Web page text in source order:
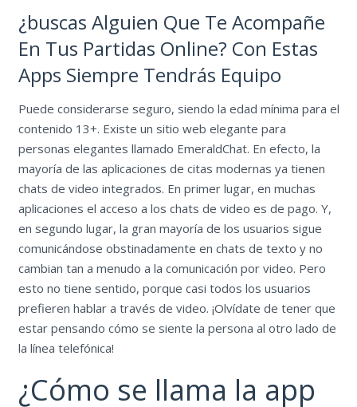
¿buscas Alguien Que Te Acompañe
En Tus Partidas Online? Con Estas
Apps Siempre Tendrás Equipo
Puede considerarse seguro, siendo la edad mínima para el
contenido 13+. Existe un sitio web elegante para
personas elegantes llamado EmeraldChat. En efecto, la
mayoría de las aplicaciones de citas modernas ya tienen
chats de video integrados. En primer lugar, en muchas
aplicaciones el acceso a los chats de video es de pago. Y,
en segundo lugar, la gran mayoría de los usuarios sigue
comunicándose obstinadamente en chats de texto y no
cambian tan a menudo a la comunicación por video. Pero
esto no tiene sentido, porque casi todos los usuarios
prefieren hablar a través de video. ¡Olvídate de tener que
estar pensando cómo se siente la persona al otro lado de
la línea telefónica!
¿Cómo se llama la app